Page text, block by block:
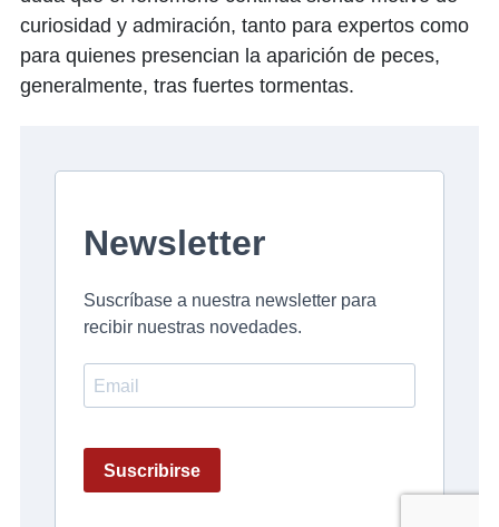
curiosidad y admiración, tanto para expertos como
para quienes presencian la aparición de peces,
generalmente, tras fuertes tormentas.